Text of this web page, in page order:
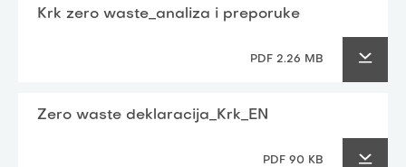
Krk zero waste_analiza i preporuke
PDF 2.26 MB
Zero waste deklaracija_Krk_EN
PDF 90 KB